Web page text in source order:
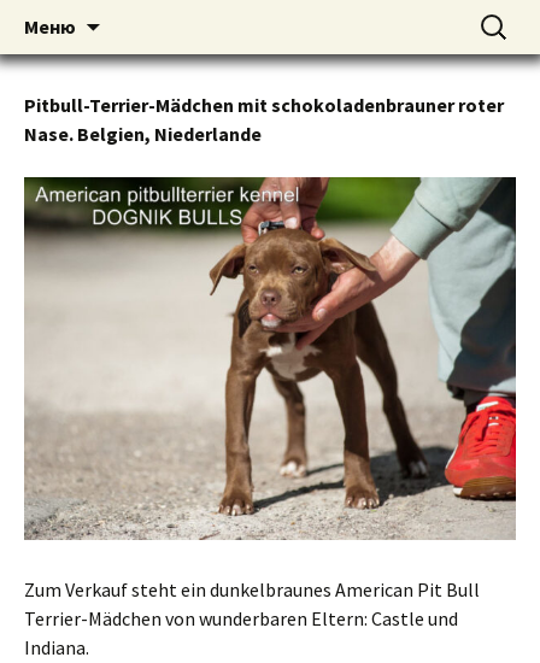
DOGNIK BULLS
American pitbull terrier kennel DOGNIK
BULLS Europe. ADBA registered. APBT
puppies for sale. Worldwide shipping
Меню
содержимому
Найти:
Pitbull-Terrier-Mädchen mit schokoladenbrauner roter
Nase. Belgien, Niederlande
Zum Verkauf steht ein dunkelbraunes American Pit Bull
Terrier-Mädchen von wunderbaren Eltern: Castle und
Indiana.